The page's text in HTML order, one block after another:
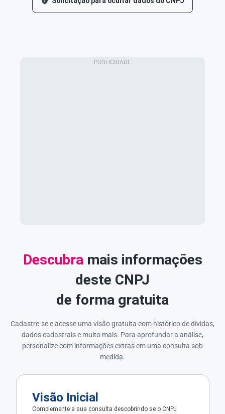
Descubra mais informações
deste CNPJ
de forma gratuita
Cadastre-se e acesse uma visão gratuita com histórico de dívidas,
dados cadastrais e muito mais. Para aprofundar a análise,
personalize com informações extras em uma consulta sob
medida.
Visão Inicial
Complemente a sua consulta descobrindo se o CNPJ